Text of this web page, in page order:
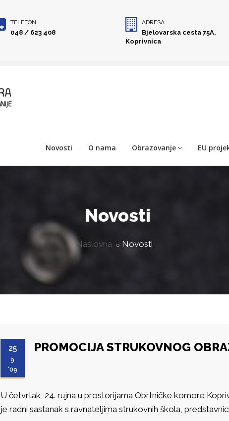
TELEFON
048 / 623 408
ADRESA
Bjelovarska cesta 75A,
Koprivnica
Novosti O nama Obrazovanje EU
Novosti
Naslovna Novosti
25
9
'09
PROMOCIJA STRUKOVNOG
U četvrtak, 24. rujna u prostorijama Obrtničke komore
je radni sastanak s ravnateljima strukovnih škola,